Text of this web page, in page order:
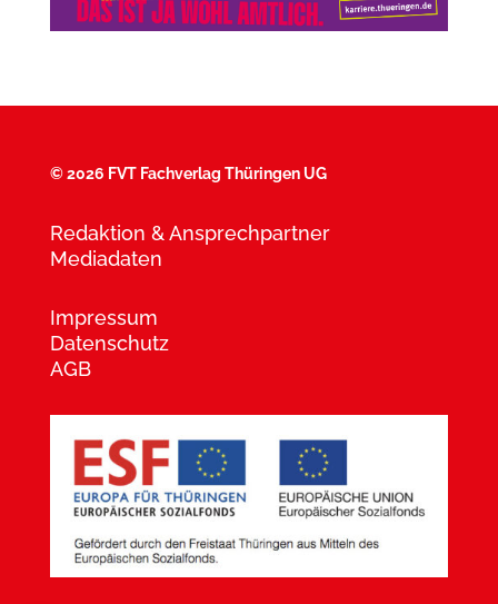
©2026 FVT Fachverlag Thüringen UG
Redaktion & Ansprechpartner
Mediadaten
Impressum
Datenschutz
AGB